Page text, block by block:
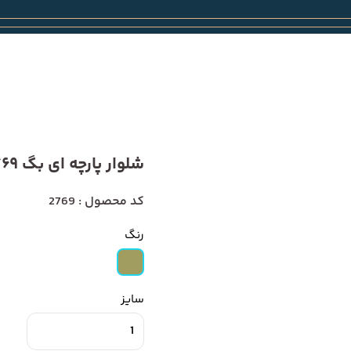
شلوار پارچه ای بگ 2769
کد محصول : 2769
رنگ
سایز
1